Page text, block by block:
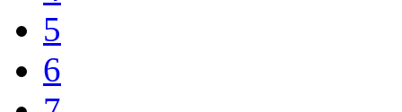
5
6